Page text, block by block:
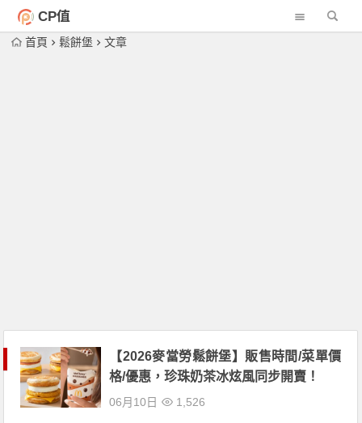
CP值
首頁 鬆餅堡 文章
【2026麥當勞鬆餅堡】販售時間/菜單價
格/優惠，珍珠奶茶冰炫風同步開賣！
06月10日 1,526